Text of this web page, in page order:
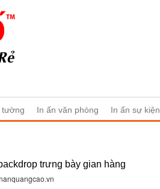
tường In ấn văn phòng In ấn sự kiện
trưng bày gian hàng